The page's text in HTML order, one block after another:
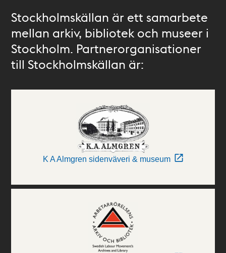
Stockholmskällan är ett samarbete
mellan arkiv, bibliotek och museer i
Stockholm. Partnerorganisationer
till Stockholmskällan är:
K A Almgren sidenväveri & museum